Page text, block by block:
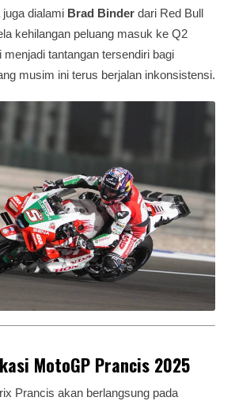
dialami Brad Binder dari Red Bull
kehilangan peluang masuk ke Q2
tantangan tersendiri bagi
musim ini terus berjalan inkonsistensi.
MotoGP Prancis 2025
Prancis akan berlangsung pada